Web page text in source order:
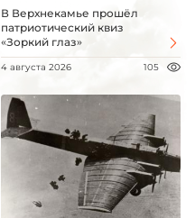
В Верхнекамье прошёл
патриотический квиз
«Зоркий глаз»
4 августа 2026 105